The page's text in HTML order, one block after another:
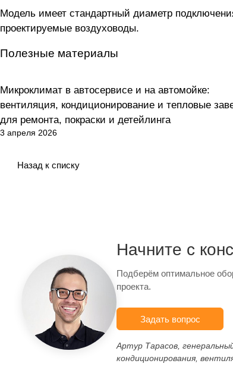
Модель имеет стандартный диаметр
проектируемые воздуховоды.
Полезные материалы
Вентиляция
Микроклимат в автосервисе и на автомойке:
вентиляция, кондиционирование и тепловые
для ремонта, покраски и детейлинга
3 апреля 2026
Назад к списку
Начните с
Подберём оптимальное
проекта.
Задать вопрос
Артур Тарасов,
кондиционирования,